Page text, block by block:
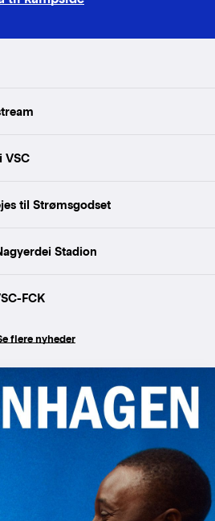
VSC
til Strømsgodset
Stadion
FCK
flere nyheder